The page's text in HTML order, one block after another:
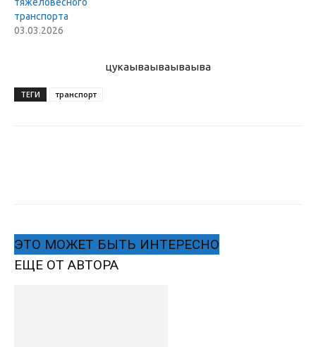
тяжеловесного
транспорта
03.03.2026
цукаываываываыва
ТЕГИ транспорт
ЭТО МОЖЕТ БЫТЬ ИНТЕРЕСНО
ЕЩЕ ОТ АВТОРА